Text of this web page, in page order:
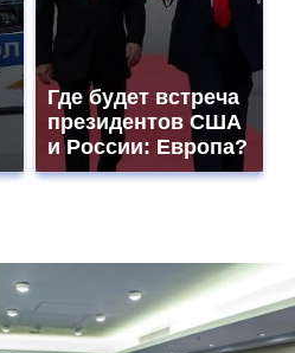
Где будет встреча
президентов США
и России: Европа?